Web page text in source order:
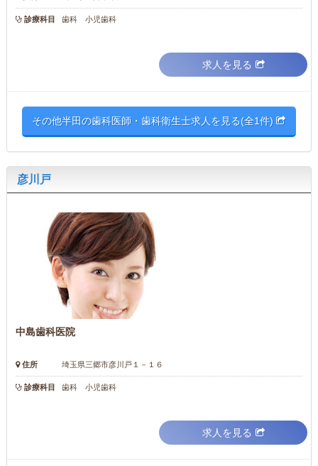
診療科目 歯科 小児歯科
求人を見る
その他半田の歯科医師・歯科衛生士求人を見る(全1件)
彦川戸
中島歯科医院
住所 埼玉県三郷市彦川戸１－１６
診療科目 歯科 小児歯科
求人を見る